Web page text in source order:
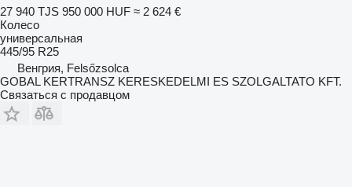
27 940 TJS 950 000 HUF ≈ 2 624 €
Колесо
универсальная
445/95 R25
Венгрия, Felsőzsolca
GOBAL KERTRANSZ KERESKEDELMI ES SZOLGALTATO KFT.
Связаться с продавцом